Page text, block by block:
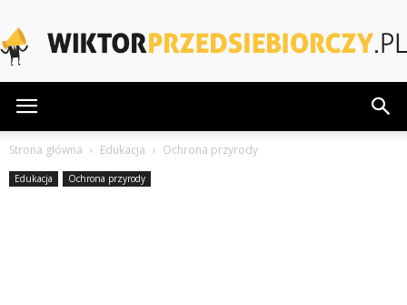
Strona główna Edukacja Ochrona przyrody
Edukacja Ochrona przyrody